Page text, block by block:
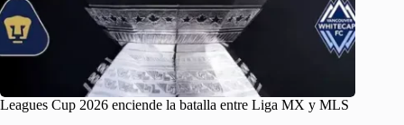
Leagues Cup 2026 enciende la batalla entre Liga MX y MLS